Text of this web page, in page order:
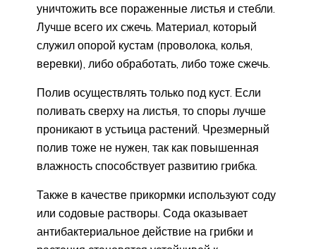
уничтожить все пораженные листья и стебли.
Лучше всего их сжечь. Материал, который
служил опорой кустам (проволока, колья,
веревки), либо обработать, либо тоже сжечь.
Полив осуществлять только под куст. Если
поливать сверху на листья, то споры лучше
проникают в устьица растений. Чрезмерный
полив тоже не нужен, так как повышенная
влажность способствует развитию грибка.
Также в качестве прикормки используют соду
или содовые растворы. Сода оказывает
антибактериальное действие на грибки и